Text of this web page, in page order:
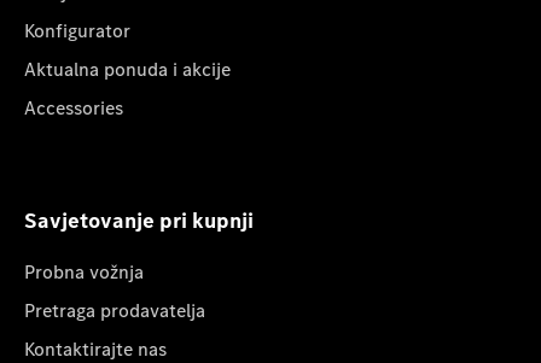
Konfigurator
Aktualna ponuda i akcije
Accessories
Savjetovanje pri kupnji
Probna vožnja
Pretraga prodavatelja
Kontaktirajte nas